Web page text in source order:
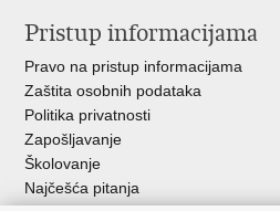
Pristup informacijama
Pravo na pristup informacijama
Zaštita osobnih podataka
Politika privatnosti
Zapošljavanje
Školovanje
Najčešća pitanja